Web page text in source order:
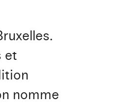
et
nomme